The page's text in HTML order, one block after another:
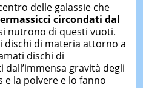
delle galassie che
circondati dal
nutrono di questi vuoti.
dischi di materia attorno a
dischi di
gravità degli
e la polvere e lo fanno